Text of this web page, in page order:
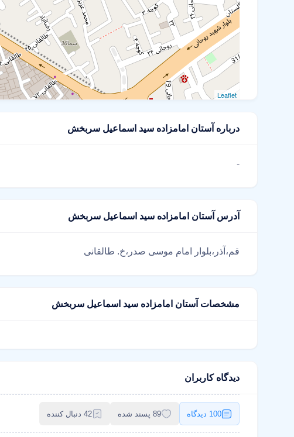
Leaflet
درباره آستان امامزاده سید اسماعیل سربخش
-
آدرس آستان امامزاده سید اسماعیل سربخش
قم،آذر،بلوار امام موسی صدر،خ. طالقانی
مشخصات آستان امامزاده سید اسماعیل سربخش
دیدگاه کاربران
100 دیدگاه 89 پسند شده 42 دنبال کننده